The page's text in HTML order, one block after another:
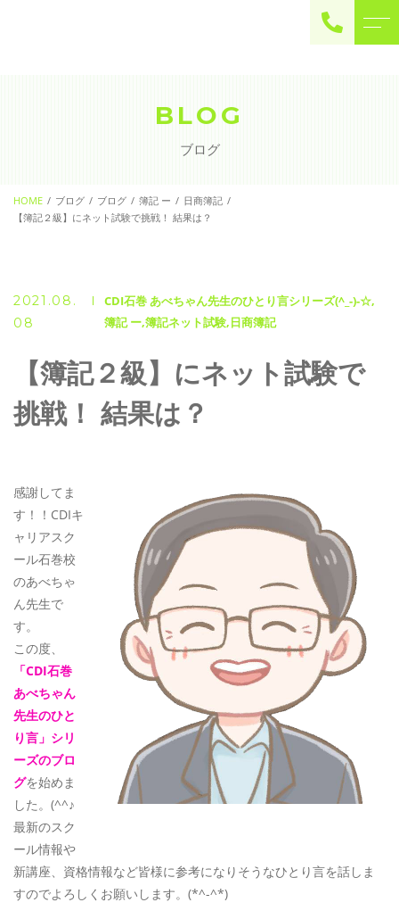
contact
BLOG
ブログ
HOME ブログ ブログ 簿記 ー
日商簿記
【簿記２級】にネット試験で挑戦！ 結果は？
2021.08.
08
CDI石巻 あべちゃん先生のひとり言シリーズ(^_-)-☆
簿記 ー 簿記ネット試験 日商簿記
【簿記２級】にネット試験で
挑戦！ 結果は？
感謝してま
す！！CDIキ
ャリアスク
ール石巻校
のあべちゃ
ん先生で
す。
この度、
「CDI石巻
あべちゃん
先生のひと
り言」シリ
ーズのブロ
グを始めま
した。(^^♪
最新のスク
ール情報や
新講座、資格情報など皆様に参考になりそうなひとり言を話しま
すのでよろしくお願いします。(*^-^*)